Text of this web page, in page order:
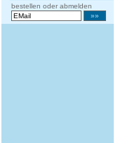
bestellen oder abmelden